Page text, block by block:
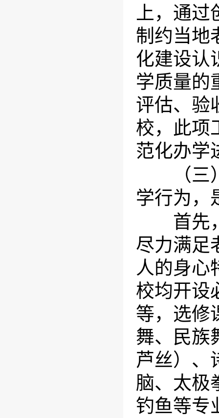
上，通
制约当地
化建设认
学质量的
评估、验
校，此项
范化办学
（三）
学行为，
首先，
尽力满足
人的身心
校均开设
等，选修
舞、民族
芦丝）、
脑、太极
钓鱼等专